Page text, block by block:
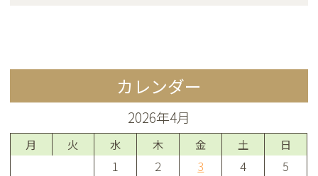
カレンダー
2026年4月
月 火 水 木 金 土 日
1 2 3 4
5